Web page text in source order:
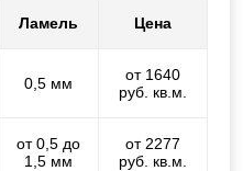
Ламель Цена
0,5 мм
от 1640
руб. кв.м.
от 0,5 до
1,5 мм
от 2277
руб. кв.м.